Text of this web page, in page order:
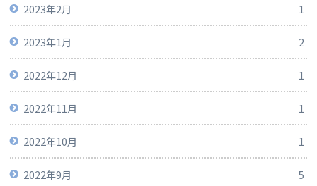
2023年2月 1
2023年1月 2
2022年12月 1
2022年11月 1
2022年10月 1
2022年9月 5